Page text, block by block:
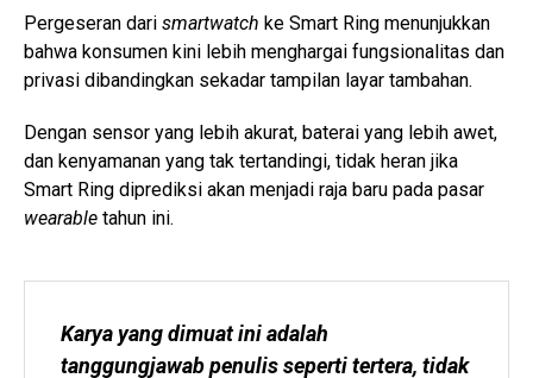
Pergeseran dari smartwatch ke Smart Ring menunjukkan
bahwa konsumen kini lebih menghargai fungsionalitas dan
privasi dibandingkan sekadar tampilan layar tambahan.
Dengan sensor yang lebih akurat, baterai yang lebih awet,
dan kenyamanan yang tak tertandingi, tidak heran jika
Smart Ring diprediksi akan menjadi raja baru pada pasar
wearable tahun ini.
Karya yang dimuat ini adalah
tanggungjawab penulis seperti tertera, tidak